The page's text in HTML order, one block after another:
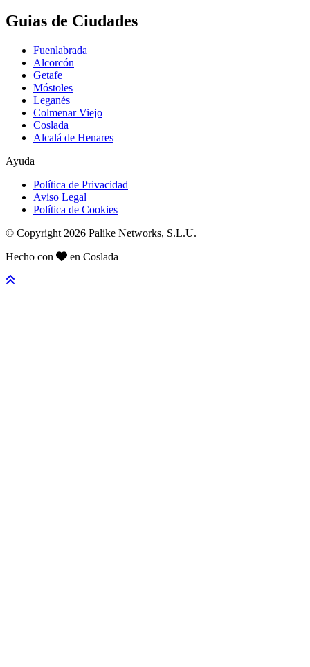
Guias de Ciudades
Fuenlabrada
Alcorcón
Getafe
Móstoles
Leganés
Colmenar Viejo
Coslada
Alcalá de Henares
Ayuda
Política de Privacidad
Aviso Legal
Política de Cookies
© Copyright 2026 Palike Networks, S.L.U.
Hecho con
en Coslada